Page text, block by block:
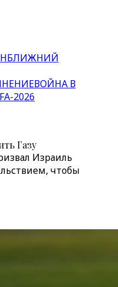
БЛИЖНИЙ
ВОЙНА В
2026
Газу
Израиль
чтобы